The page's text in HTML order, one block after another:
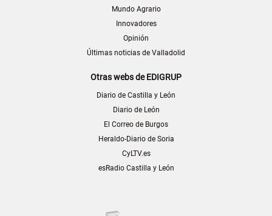
Mundo Agrario
Innovadores
Opinión
Últimas noticias de Valladolid
Otras webs de EDIGRUP
Diario de Castilla y León
Diario de León
El Correo de Burgos
Heraldo-Diario de Soria
CyLTV.es
esRadio Castilla y León